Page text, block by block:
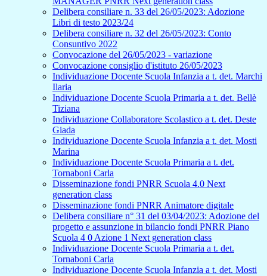
Delibera consiliare n. 33 del 26/05/2023: Adozione
Libri di testo 2023/24
Delibera consiliare n. 32 del 26/05/2023: Conto
Consuntivo 2022
Convocazione del 26/05/2023 - variazione
Convocazione consiglio d'istituto 26/05/2023
Individuazione Docente Scuola Infanzia a t. det. Marchi
Ilaria
Individuazione Docente Scuola Primaria a t. det. Bellè
Tiziana
Individuazione Collaboratore Scolastico a t. det. Deste
Giada
Individuazione Docente Scuola Infanzia a t. det. Mosti
Marina
Individuazione Docente Scuola Primaria a t. det.
Tornaboni Carla
Disseminazione fondi PNRR Scuola 4.0 Next
generation class
Disseminazione fondi PNRR Animatore digitale
Delibera consiliare n° 31 del 03/04/2023: Adozione del
progetto e assunzione in bilancio fondi PNRR Piano
Scuola 4 0 Azione 1 Next generation class
Individuazione Docente Scuola Primaria a t. det.
Tornaboni Carla
Individuazione Docente Scuola Infanzia a t. det. Mosti